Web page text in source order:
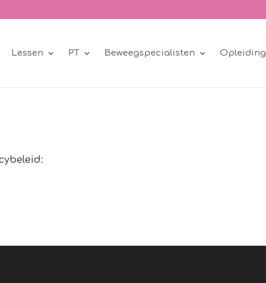
Lessen PT Beweegspecialisten Opleiding